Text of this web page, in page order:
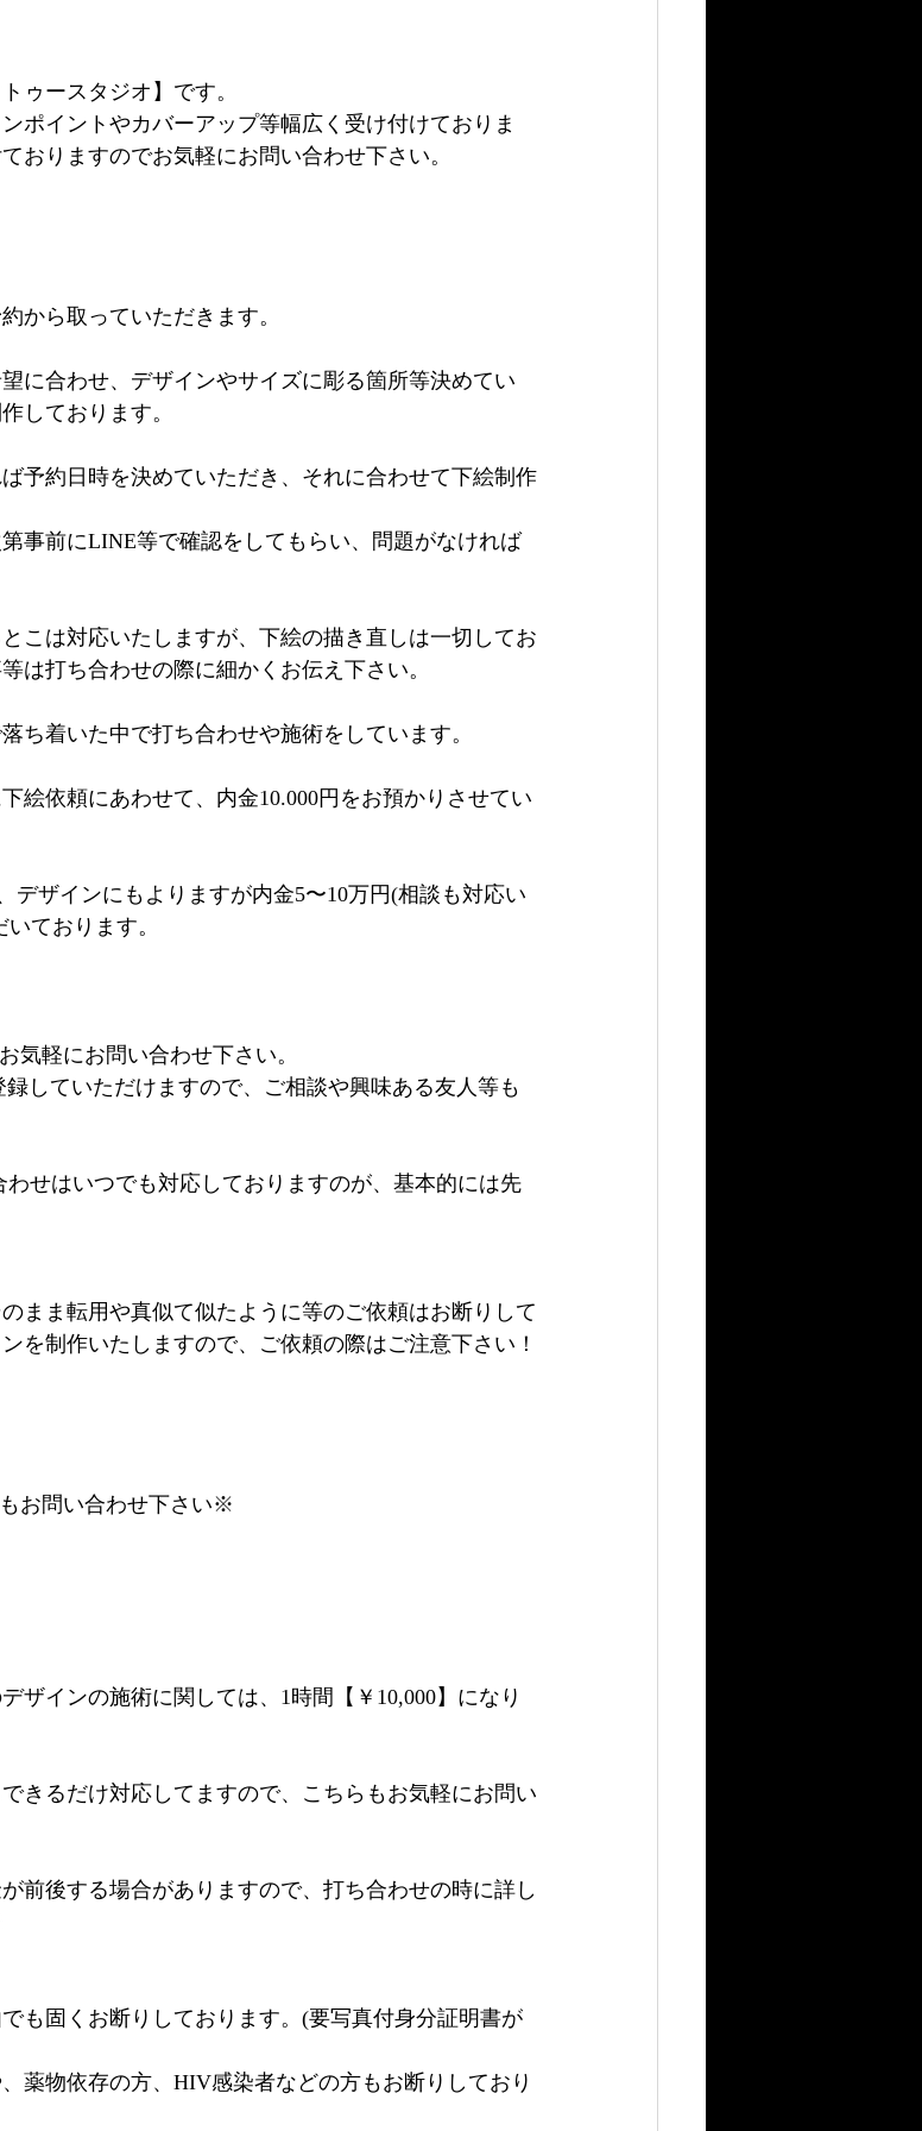
ゥースタジオ】です。
ポイントやカバーアップ等幅広く受け付けておりま
おりますのでお気軽にお問い合わせ下さい。
から取っていただきます。
に合わせ、デザインやサイズに彫る箇所等決めてい
しております。
予約日時を決めていただき、それに合わせて下絵制作
事前にLINE等で確認をしてもらい、問題がなければ
こは対応いたしますが、下絵の描き直しは一切してお
は打ち合わせの際に細かくお伝え下さい。
ち着いた中で打ち合わせや施術をしています。
絵依頼にあわせて、内金10.000円をお預かりさせてい
デザインにもよりますが内金5〜10万円(相談も対応い
ております。
気軽にお問い合わせ下さい。
していただけますので、ご相談や興味ある友人等も
せはいつでも対応しておりますのが、基本的には先
まま転用や真似て似たように等のご依頼はお断りして
を制作いたしますので、ご依頼の際はご注意下さい！
お問い合わせ下さい※
ザインの施術に関しては、1時間【￥10,000】になり
きるだけ対応してますので、こちらもお気軽にお問い
前後する場合がありますので、打ち合わせの時に詳し
も固くお断りしております。(要写真付身分証明書が
薬物依存の方、HIV感染者などの方もお断りしており